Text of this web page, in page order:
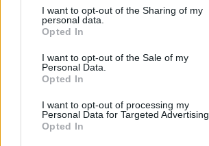
I want to opt-out of the Sharing of my
personal data.
Opted In
I want to opt-out of the Sale of my
Personal Data.
Opted In
I want to opt-out of processing my
Personal Data for Targeted Advertising.
Opted In